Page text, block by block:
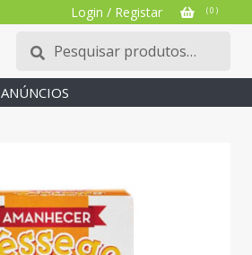
Login / Registar ( 0 )
Pesquisar
por:
Pesquisa
ANÚNCIOS